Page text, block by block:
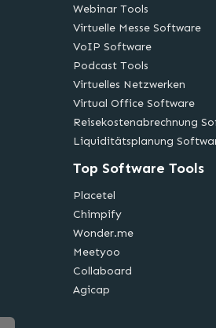
Webinar Tools
Virtuelle Messe Software
VoIP Software
Podcast Tools
Virtuelles Netzwerken
Virtual Office Software
Reisekostenabrechnung
Liquiditätsplanung
Top Software Tools
Placetel
Chimpify
Wonder.me
Meetyoo
Collaboard
Agicap